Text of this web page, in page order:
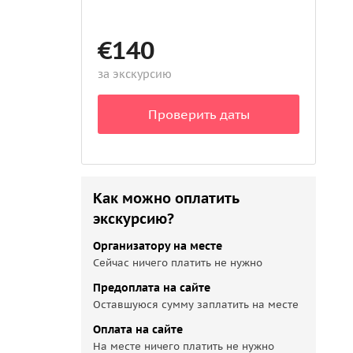
€140
за экскурсию
Проверить даты
Как можно оплатить
экскурсию?
Организатору на месте
Сейчас ничего платить не нужно
Предоплата на сайте
Оставшуюся сумму заплатить на месте
Оплата на сайте
На месте ничего платить не нужно